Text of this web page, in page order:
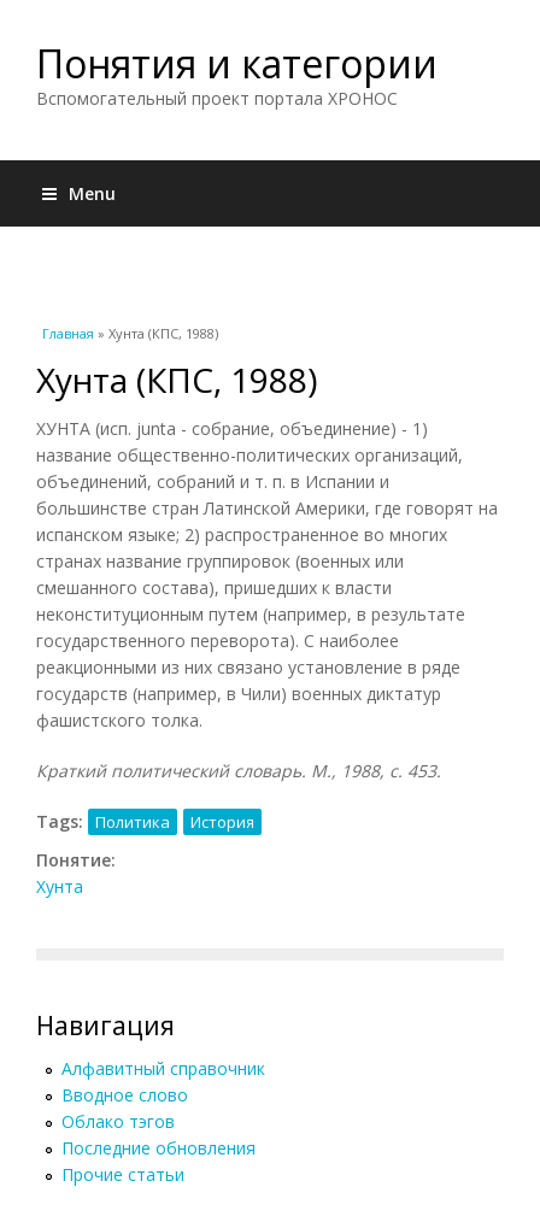
Понятия и категории
Вспомогательный проект портала ХРОНОС
Menu
Вы здесь
Главная » Хунта (КПС, 1988)
Хунта (КПС, 1988)
ХУНТА (исп. junta - собрание, объединение) - 1)
название общественно-политических организаций,
объединений, собраний и т. п. в Испании и
большинстве стран Латинской Америки, где говорят на
испанском языке; 2) распространенное во многих
странах название группировок (военных или
смешанного состава), пришедших к власти
неконституционным путем (например, в результате
государственного переворота). С наиболее
реакционными из них связано установление в ряде
государств (например, в Чили) военных диктатур
фашистского толка.
Краткий политический словарь. М., 1988, с. 453.
Tags: Политика История
Понятие:
Хунта
Навигация
Алфавитный справочник
Вводное слово
Облако тэгов
Последние обновления
Прочие статьи